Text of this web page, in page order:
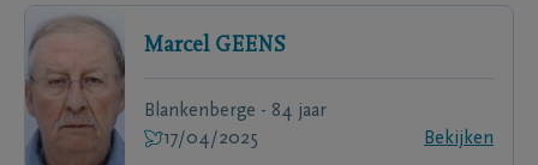
Marcel GEENS
Blankenberge - 84 jaar
17/04/2025
Bekijken